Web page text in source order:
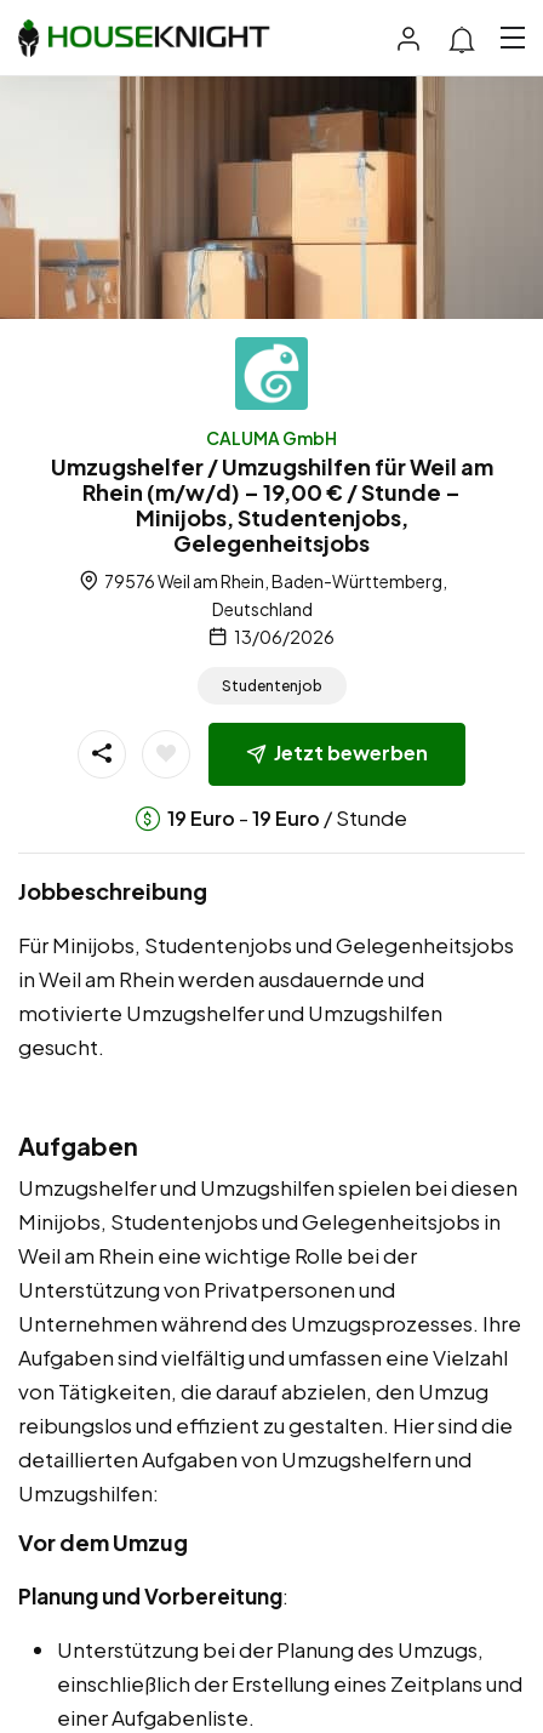
CALUMA GmbH
Umzugshelfer / Umzugshilfen für Weil am
Rhein (m/w/d) – 19,00 € / Stunde –
Minijobs, Studentenjobs,
Gelegenheitsjobs
79576 Weil am Rhein, Baden-Württemberg,
Deutschland
13/06/2026
Studentenjob
Jetzt bewerben
19 Euro -19 Euro / Stunde
Jobbeschreibung
Für Minijobs, Studentenjobs und Gelegenheitsjobs
in Weil am Rhein werden ausdauernde und
motivierte Umzugshelfer und Umzugshilfen
gesucht.
Aufgaben
Umzugshelfer und Umzugshilfen spielen bei diesen
Minijobs, Studentenjobs und Gelegenheitsjobs in
Weil am Rhein eine wichtige Rolle bei der
Unterstützung von Privatpersonen und
Unternehmen während des Umzugsprozesses. Ihre
Aufgaben sind vielfältig und umfassen eine Vielzahl
von Tätigkeiten, die darauf abzielen, den Umzug
reibungslos und effizient zu gestalten. Hier sind die
detaillierten Aufgaben von Umzugshelfern und
Umzugshilfen:
Vor dem Umzug
Planung und Vorbereitung:
Unterstützung bei der Planung des Umzugs,
einschließlich der Erstellung eines Zeitplans und
einer Aufgabenliste.